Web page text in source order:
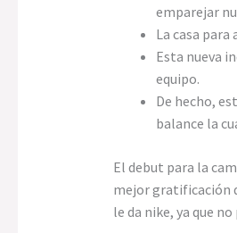
emparejar
La casa
Esta nueva
equipo.
De hecho,
balance la
El debut para la
mejor gratificación
le da nike, ya que